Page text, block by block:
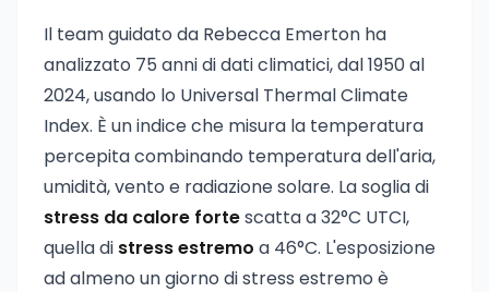
Il team guidato da Rebecca Emerton ha
analizzato 75 anni di dati climatici, dal 1950 al
2024, usando lo Universal Thermal Climate
Index. È un indice che misura la temperatura
percepita combinando temperatura dell'aria,
umidità, vento e radiazione solare. La soglia di
stress da calore fortescatta a 32°C UTCI,
quella di stress estremo a 46°C. L'esposizione
ad almeno un giorno di stress estremo è